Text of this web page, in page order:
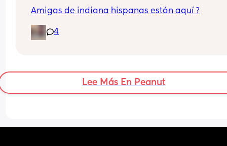
Amigas de indiana hispanas están aquí ?
4
Lee Más En Peanut